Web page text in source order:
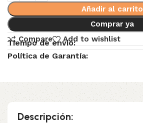
Añadir al carrito
Comprar ya
Compare
Add to wishlist
Tiempo de envio:
Política de Garantía:
Descripción: